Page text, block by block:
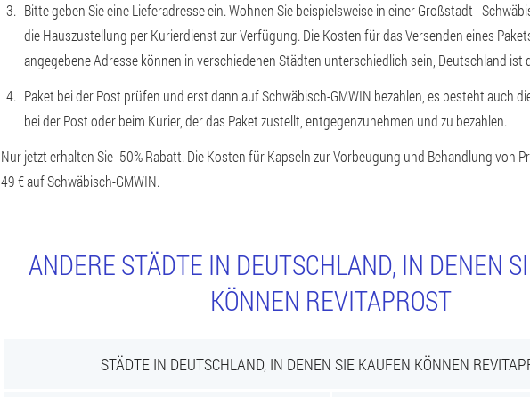
Bitte geben Sie eine Lieferadresse ein. Wohnen Sie beispielsweise in einer Großstadt -
die Hauszustellung per Kurierdienst zur Verfügung. Die Kosten für das Versenden eines
angegebene Adresse können in verschiedenen Städten unterschiedlich sein, Deutschland
Paket bei der Post prüfen und erst dann auf Schwäbisch-GMWIN bezahlen, es besteht auch
bei der Post oder beim Kurier, der das Paket zustellt, entgegenzunehmen und zu bezahlen.
Nur jetzt erhalten Sie -50% Rabatt. Die Kosten für Kapseln zur Vorbeugung und Behandlung von
49 € auf Schwäbisch-GMWIN.
ANDERE STÄDTE IN DEUTSCHLAND, IN DENEN
KÖNNEN REVITAPROST
STÄDTE IN DEUTSCHLAND, IN DENEN SIE KAUFEN KÖNNEN